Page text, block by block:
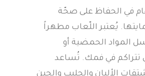
في الحفاظ على صحّة
يُعتبر اللّعاب مطهراً
المواد الحمضية أو
تتراكم في فمك. تُساعد
الألبان والحليب والجبن